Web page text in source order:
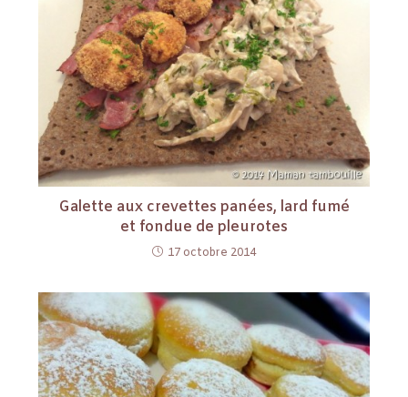
Galette aux crevettes panées, lard fumé
et fondue de pleurotes
17 octobre 2014